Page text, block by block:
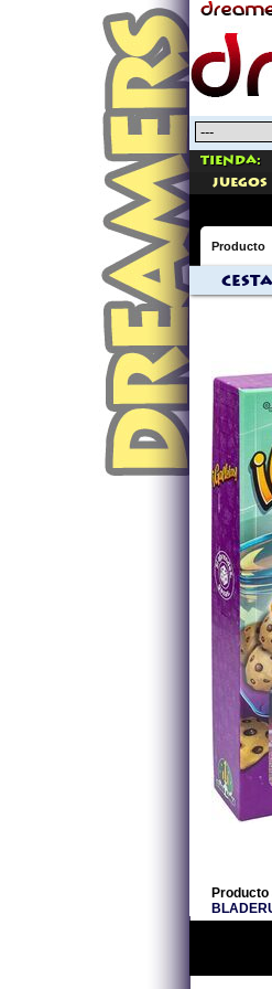
Tienda:
juegos
Producto
Cesta